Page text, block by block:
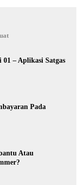
– Aplikasi Satgas
Pada
Atau